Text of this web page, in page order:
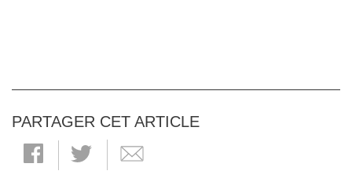
PARTAGER CET ARTICLE